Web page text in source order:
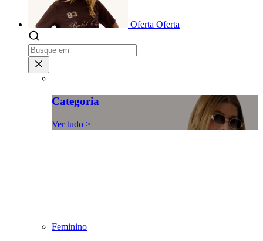
Oferta Oferta
Categoria
Ver tudo >
Feminino